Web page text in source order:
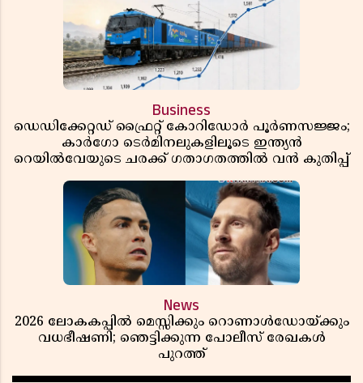
Business
ഡെഡിക്കേറ്റഡ് ഫ്രൈറ്റ് കോറിഡോർ പൂർണസജ്ജം;
കാർഗോ ടെർമിനലുകളിലൂടെ ഇന്ത്യൻ
റെയിൽവേയുടെ ചരക്ക് ഗതാഗതത്തിൽ വൻ കുതിപ്പ്
News
2026 ലോകകപ്പിൽ മെസ്സിക്കും റൊണാൾഡോയ്ക്കും
വധഭീഷണി; ഞെട്ടിക്കുന്ന പോലീസ് രേഖകൾ
പുറത്ത്